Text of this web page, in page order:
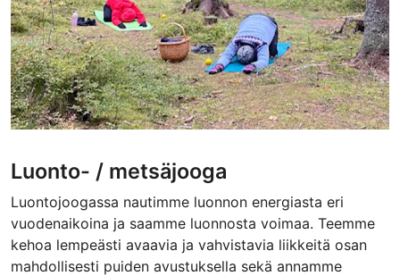
Luonto- / metsäjooga
Luontojoogassa nautimme luonnon energiasta eri
vuodenaikoina ja saamme luonnosta voimaa. Teemme
kehoa lempeästi avaavia ja vahvistavia liikkeitä osan
mahdollisesti puiden avustuksella sekä annamme